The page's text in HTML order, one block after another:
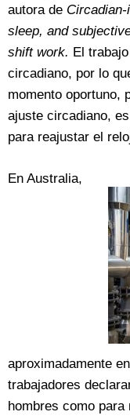
autora de
sleep, and
shift work. El
circadiano, por lo
momento oportuno,
ajuste circadiano,
para reajustar el
En Australia,
aproximadamente
trabajadores
hombres como